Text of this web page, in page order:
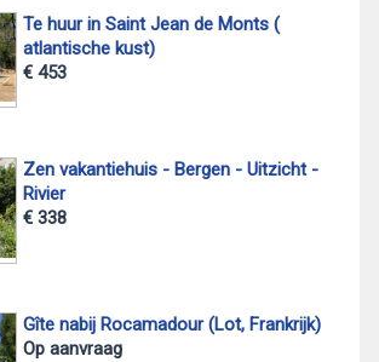
Te huur in Saint Jean de Monts (
atlantische kust)
€ 453
Zen vakantiehuis - Bergen - Uitzicht -
Rivier
€ 338
Gîte nabij Rocamadour (Lot, Frankrijk)
Op aanvraag